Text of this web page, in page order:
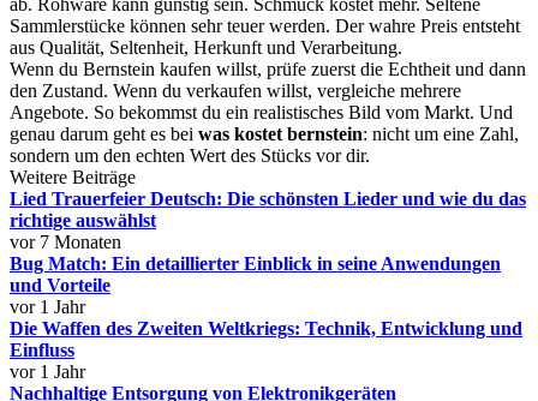
ab. Rohware kann günstig sein. Schmuck kostet mehr. Seltene
Sammlerstücke können sehr teuer werden. Der wahre Preis entsteht
aus Qualität, Seltenheit, Herkunft und Verarbeitung.
Wenn du Bernstein kaufen willst, prüfe zuerst die Echtheit und dann
den Zustand. Wenn du verkaufen willst, vergleiche mehrere
Angebote. So bekommst du ein realistisches Bild vom Markt. Und
genau darum geht es bei was kostet bernstein: nicht um eine Zahl,
sondern um den echten Wert des Stücks vor dir.
Weitere Beiträge
Lied Trauerfeier Deutsch: Die schönsten Lieder und wie du das
richtige auswählst
vor 7 Monaten
Bug Match: Ein detaillierter Einblick in seine Anwendungen
und Vorteile
vor 1 Jahr
Die Waffen des Zweiten Weltkriegs: Technik, Entwicklung und
Einfluss
vor 1 Jahr
Nachhaltige Entsorgung von Elektronikgeräten